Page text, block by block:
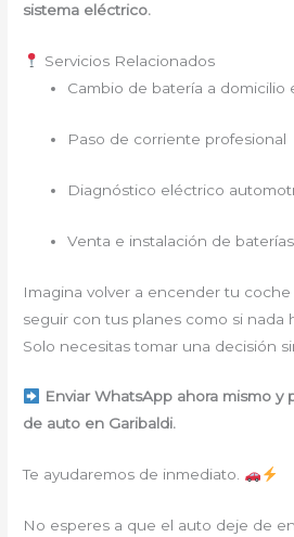
sistema eléctrico.
Servicios Relacionados
Cambio de batería a domicilio
Paso de corriente profesional
Diagnóstico eléctrico
Venta e instalación de
Imagina volver a encender tu
seguir con tus planes como si nada
Solo necesitas tomar una decisión
Enviar WhatsApp ahora mismo y
de auto en Garibaldi.
Te ayudaremos de inmediato.
No esperes a que el auto deje de